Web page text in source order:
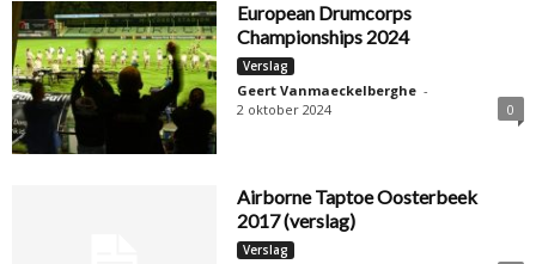
European Drumcorps
Championships 2024
Verslag
Geert Vanmaeckelberghe -
2 oktober 2024
0
Airborne Taptoe Oosterbeek
2017 (verslag)
Verslag